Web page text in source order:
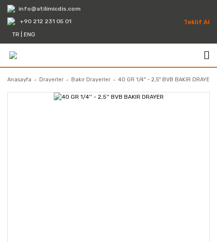
info@atilimicdis.com
+90 212 231 05 01
TR
ENG
Teklif Al
Anasayfa Drayerler Bakır Drayerler 40 GR 1/4'' - 2,5'' BVB BAKIR DRAYER